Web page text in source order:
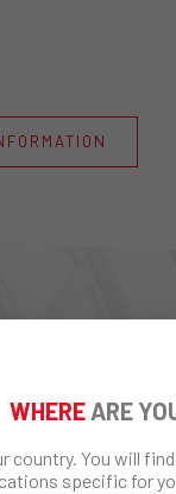
WHERE ARE
country. You will
specific for